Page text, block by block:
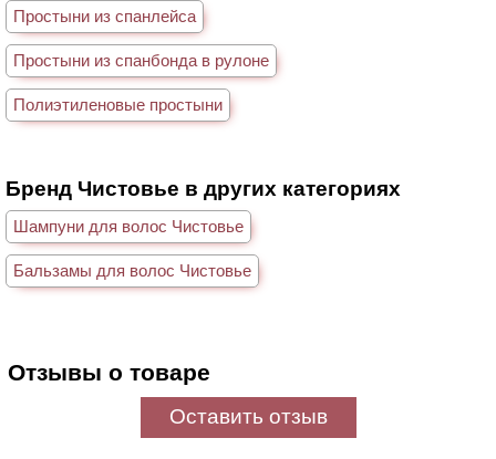
Простыни из спанлейса
Простыни из спанбонда в рулоне
Полиэтиленовые простыни
Бренд Чистовье в других категориях
Шампуни для волос Чистовье
Бальзамы для волос Чистовье
Отзывы о товаре
Оставить отзыв